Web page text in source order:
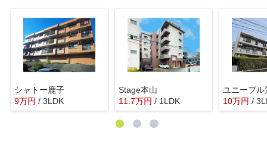
シャトー鹿子
9万円 / 3LDK
Stage本山
11.7万円 / 1LDK 10万円 /